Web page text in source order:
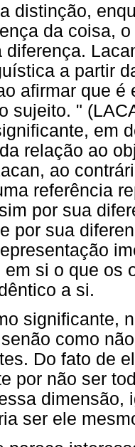
distinção,
da coisa,
diferença.
a partir
afirmar que é
sujeito. "
em
relação ao
ao
referência
por sua
por sua
si o que os
a si.
significante,
como
Do fato de
por não ser
dimensão,
ser ele